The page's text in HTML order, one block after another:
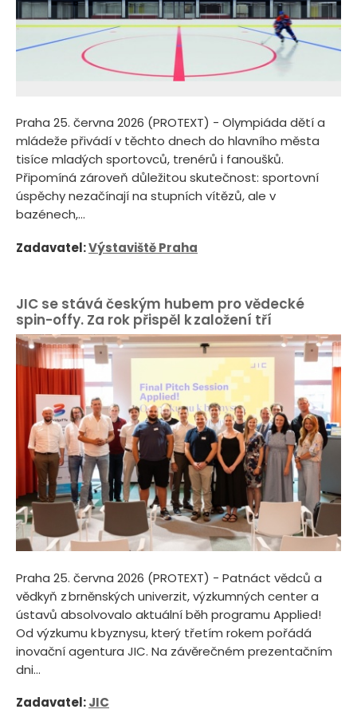
Praha 25. června 2026 (PROTEXT) - Olympiáda dětí a
mládeže přivádí v těchto dnech do hlavního města
tisíce mladých sportovců, trenérů i fanoušků.
Připomíná zároveň důležitou skutečnost: sportovní
úspěchy nezačínají na stupních vítězů, ale v
bazénech,...
Zadavatel:Výstaviště Praha
JIC se stává českým hubem pro vědecké
spin-offy. Za rok přispěl k založení tří
Praha 25. června 2026 (PROTEXT) - Patnáct vědců a
vědkyň z brněnských univerzit, výzkumných center a
ústavů absolvovalo aktuální běh programu Applied!
Od výzkumu k byznysu, který třetím rokem pořádá
inovační agentura JIC. Na závěrečném prezentačním
dni...
Zadavatel:JIC